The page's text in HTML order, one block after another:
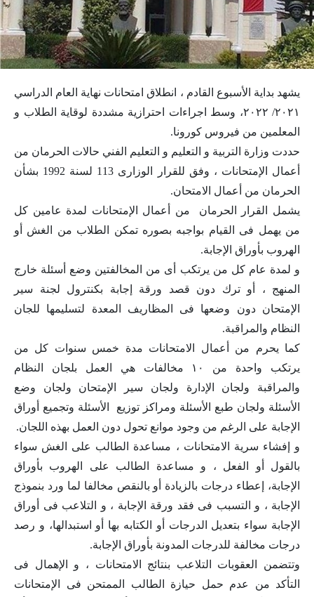
يشهد بداية الأسبوع القادم ، انطلاق امتحانات نهاية العام الدراسي
٢٠٢١/ ٢٠٢٢، وسط اجراءات احترازية مشددة لوقاية الطلاب و
المعلمين من فيروس كورونا.
حددت وزارة التربية و التعليم و التعليم الفني حالات الحرمان من
أعمال الإمتحانات ، وفق للقرار الوزارى 113 لسنة 1992 بشأن
الحرمان من أعمال الامتحان.
يشمل القرار الحرمان من أعمال الإمتحانات لمدة عامين كل
من يهمل فى القيام بواجبه بصوره تمكن الطلاب من الغش أو
الهروب بأوراق الإجابة.
و لمدة عام كل من يرتكب أى من المخالفتين وضع أسئلة خارج
المنهج ، أو ترك دون قصد ورقة إجابة بكنترول لجنة سير
الإمتحان دون وضعها فى المظاريف المعدة لتسليمها للجان
النظام والمراقبة.
كما يحرم من أعمال الامتحانات مدة خمس سنوات كل من
يرتكب واحدة من ١٠ مخالفات هي العمل بلجان النظام
والمراقبة ولجان الإدارة ولجان سير الإمتحان ولجان وضع
الأسئلة ولجان طبع الأسئلة ومراكز توزيع الأسئلة وتجميع أوراق
الإجابة على الرغم من وجود موانع تحول دون العمل بهذه اللجان.
و إفشاء سرية الامتحانات ، مساعدة الطالب على الغش سواء
بالقول أو الفعل ، و مساعدة الطالب على الهروب بأوراق
الإجابة، إعطاء درجات بالزيادة أو بالنقص مخالفا لما ورد بنموذج
الإجابة ، و التسبب فى فقد ورقة الإجابة ، و التلاعب فى أوراق
الإجابة سواء بتعديل الدرجات أو الكتابه بها أو استبدالها، و رصد
درجات مخالفة للدرجات المدونة بأوراق الإجابة.
وتتضمن العقوبات التلاعب بنتائج الامتحانات ، و الإهمال فى
التأكد من عدم حمل حيازة الطالب الممتحن فى الإمتحانات